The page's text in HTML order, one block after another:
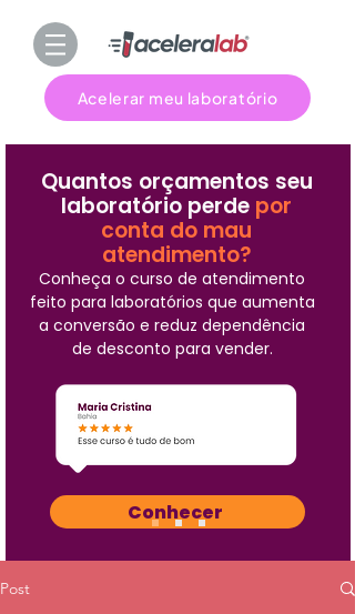
Acelerar meu laboratório
Quantos orçamentos seu
laboratório perde por
conta do mau
atendimento?
Conheça o curso de atendimento
feito para laboratórios que aumenta
a conversão e reduz dependência
de desconto para vender.
Conhecer
Post